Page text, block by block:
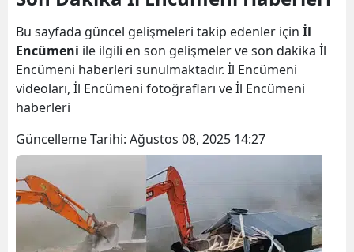
Bingöl
Bitlis
Burdur
Çanakkale
Çankırı
Bu sayfada güncel gelişmeleri takip edenler için İl
Encümeni ile ilgili en son gelişmeler ve son dakika İl
Encümeni haberleri sunulmaktadır. İl Encümeni
videoları, İl Encümeni fotoğrafları ve İl Encümeni
haberleri
Güncelleme Tarihi: Ağustos 08, 2025 14:27